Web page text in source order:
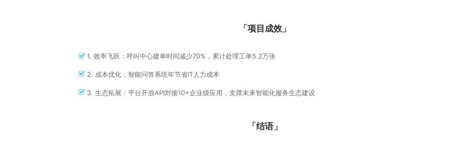
「项目成效」
1. 效率飞跃‌：呼叫中心建单时间减少‌70%‌，累计处理工单‌5.2万张
2.‌ 成本优化‌：智能问答系统年节省IT人力成本
3.‌ 生态拓展‌：平台开放API对接‌10+企业级应用‌，支撑未来‌智能化服务生态‌建设
「结语」